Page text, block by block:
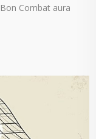
Combat aura